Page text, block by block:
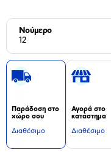
Νούμερο
12
Παράδοση στο
χώρο σου
Διαθέσιμο
Αγορά στο
κατάστημα
Διαθέσιμο